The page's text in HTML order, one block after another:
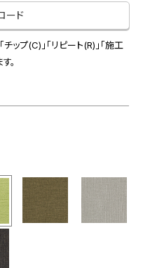
ジネスのお客様）
トマップ関連団体リンク集
ード
プ(C)」「リピート(R)」「施工
。